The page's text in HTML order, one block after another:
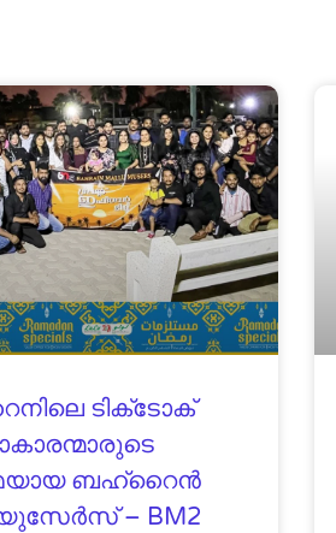
ടിക്‌ടോക്
ബഹ്‌റൈൻ
– BM2